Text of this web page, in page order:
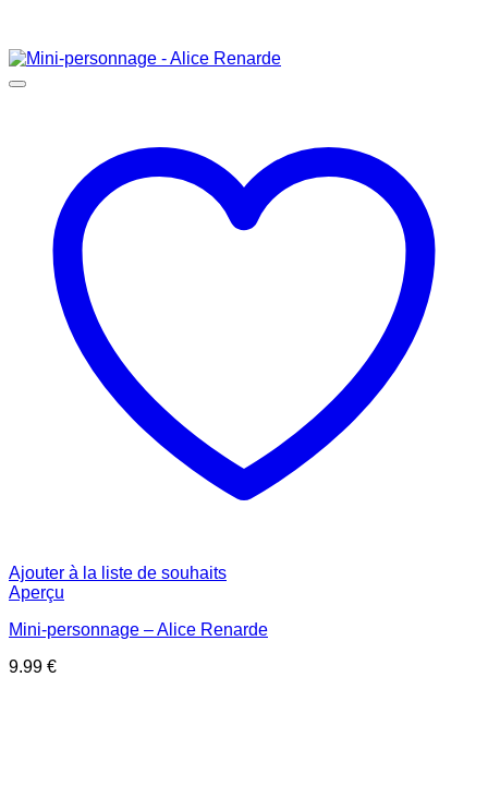
Ajouter à la liste de souhaits
Aperçu
Mini-personnage – Alice Renarde
9.99 €